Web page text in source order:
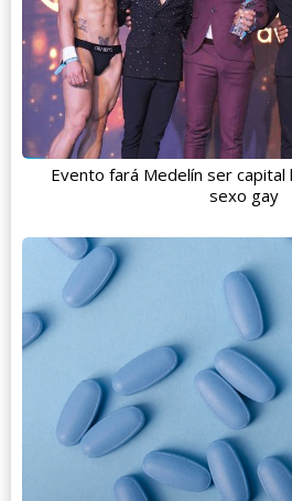
Evento fará Medelín ser capital
sexo gay